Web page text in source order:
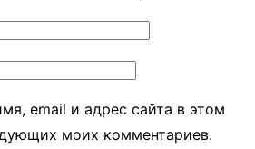
email и адрес сайта в этом
моих комментариев.